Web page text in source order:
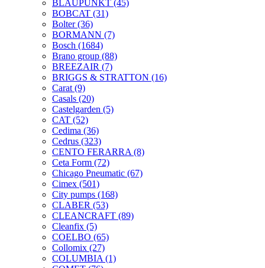
BLAUPUNKT (45)
BOBCAT (31)
Bolter(36)
BORMANN (7)
Bosch (1684)
Brano group (88)
BREEZAIR (7)
BRIGGS & STRATTON (16)
Carat (9)
Casals (20)
Castelgarden (5)
CAT (52)
Cedima (36)
Cedrus (323)
CENTO FERARRA (8)
Ceta Form (72)
Chicago Pneumatic (67)
Cimex (501)
City pumps (168)
CLABER (53)
CLEANCRAFT (89)
Cleanfix (5)
COELBO (65)
Collomix (27)
COLUMBIA (1)